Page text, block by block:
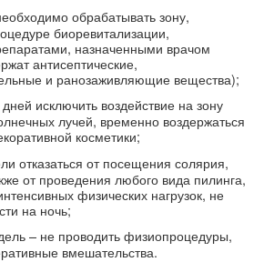
обрабатывать зону,
биоревитализации,
назначенными врачом
антисептические,
и ранозаживляющие вещества);
исключить воздействие на зону
лучей, временно воздержаться
косметики;
отказаться от посещения солярия,
от проведения любого вида пилинга,
физических нагрузок, не
на ночь;
– не проводить физиопроцедуры,
вмешательства.